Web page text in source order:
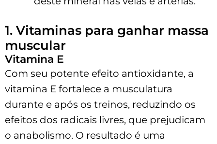
1. Vitaminas para ganhar massa
muscular
Vitamina E
Com seu potente efeito antioxidante, a
vitamina E fortalece a musculatura
durante e após os treinos, reduzindo os
efeitos dos radicais livres, que prejudicam
o anabolismo. O resultado é uma